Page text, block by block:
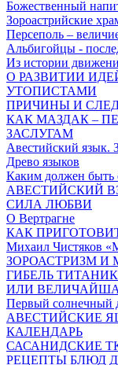
Божественный
Зороастрийские
Персеполь –
Альбигойцы -
Из истории
О РАЗВИТИИ
УТОПИСТАМИ
ПРИЧИНЫ И
КАК МАЗДАК –
ЗАСЛУГАМ
Авестийский язык.
Древо языков
Каким должен быть
АВЕСТИЙСКИЙ
СИЛА ЛЮБВИ
О Вертрагне
КАК
Михаил Чистяков
ЗОРОАСТРИЗМ И
ГИБЕЛЬ
ИЛИ
Первый солнечный
АВЕСТИЙСКИЕ
КАЛЕНДАРЬ
САСАНИДСКИЕ
РЕЦЕПТЫ БЛЮД